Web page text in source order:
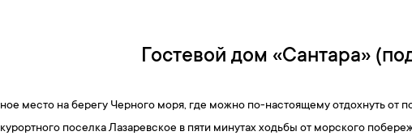
Гостевой дом «Сантара»
место на берегу Черного моря, где можно по-настоящему отдохнуть от
поселка Лазаревское в пяти минутах ходьбы от морского